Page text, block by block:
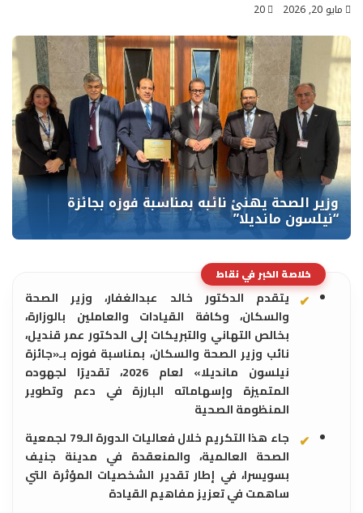
مايو 20, 2026 20
خلاصة الخبر في نقاط
يتقدم الدكتور خالد عبدالغفار، وزير الصحة
والسكان، وكافة القيادات والعاملين بالوزارة،
بخالص التهاني والتبريكات إلى الدكتور عمر قنديل،
نائب وزير الصحة والسكان، بمناسبة فوزه بـ«جائزة
نيلسون مانديلا» لعام 2026، تقديرًا لجهوده
المتميزة وإسهاماته البارزة في دعم وتطوير
المنظومة الصحية
جاء هذا التكريم خلال فعاليات الدورة الـ79 لجمعية
الصحة العالمية، والمنعقدة في مدينة جنيف
بسويسرا، في إطار تقدير الشخصيات المؤثرة التي
ساهمت في تعزيز مفاهيم القيادة